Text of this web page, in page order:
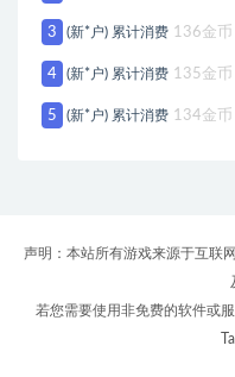
3 (新*户) 累计消费 136金币
4 (新*户) 累计消费 135金币
5 (新*户) 累计消费 134金币
声明：本站所有游戏来源于互联
若您需要使用非免费的软件或